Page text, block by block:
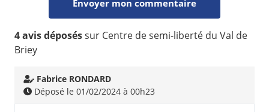
4 avis déposéssur Centre de semi-liberté du Val de
Briey
Fabrice RONDARD
Déposé le 01/02/2024 à 00h23